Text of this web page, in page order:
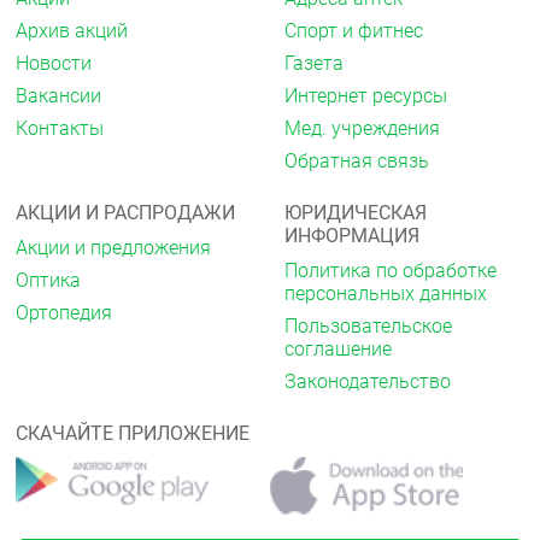
Или каждый флакон помещают в пачку, на
которую нанесен полный текст инструкции по
Условия хранения
Хранить при температуре от 12 до 15 °C, в
Хранить в местах, недоступных для детей.
Срок годности
2 года.
Не применять по истечении срока годности,
Условия отпуска из аптек
Архив акций
Новости
Вакансии
Контакты
Спорт и фитнес
Газета
Интернет ресурсы
Мед. учреждения
Обратная связь
АКЦИИ И РАСПРОДАЖИ
Акции и предложения
Оптика
Ортопедия
ЮРИДИЧЕСКАЯ
ИНФОРМАЦИЯ
Политика по обработке
персональных данных
Пользовательское
соглашение
Законодательство
СКАЧАЙТЕ ПРИЛОЖЕНИЕ